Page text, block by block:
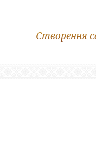
Створення